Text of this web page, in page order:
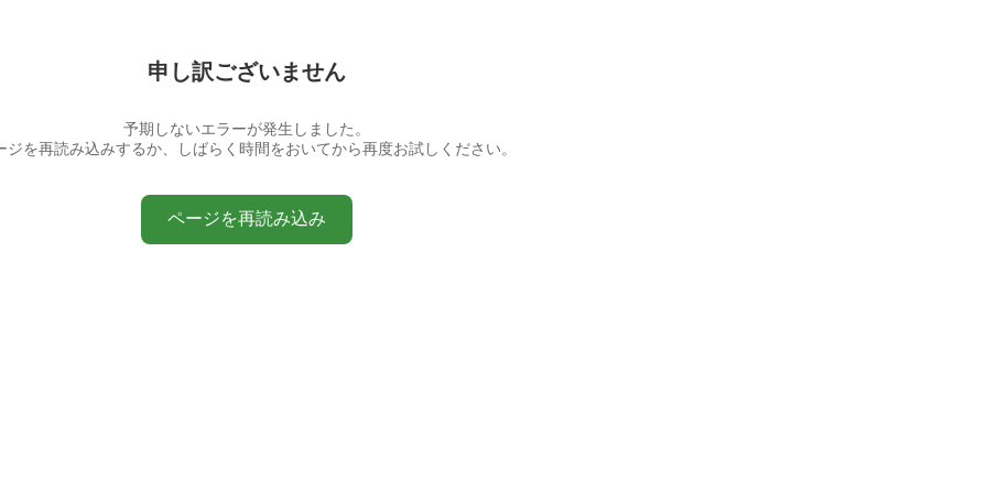
申し訳ございません
予期しないエラーが発生しました。
ジを再読み込みするか、しばらく時間をおいてから再度お試しください。
ページを再読み込み